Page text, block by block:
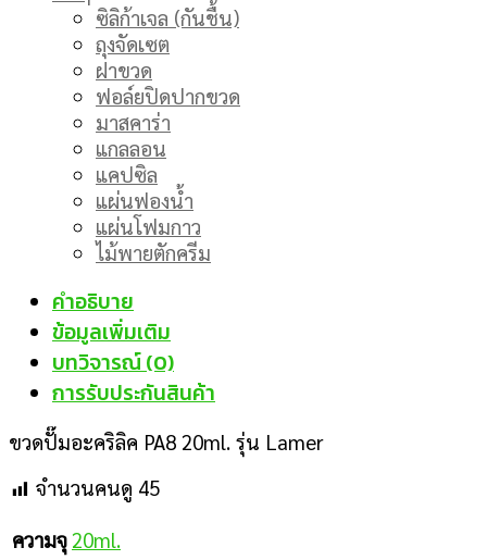
ซิลิก้าเจล (กันชื้น)
ถุงจัดเซต
ฝาขวด
ฟอล์ยปิดปากขวด
มาสคาร่า
แกลลอน
แคปซิล
แผ่นฟองน้ำ
แผ่นโฟมกาว
ไม้พายตักครีม
คำอธิบาย
ข้อมูลเพิ่มเติม
บทวิจารณ์ (0)
การรับประกันสินค้า
ขวดปั๊มอะคริลิค PA8 20ml. รุ่น Lamer
จำนวนคนดู 45
ความจุ 20ml.